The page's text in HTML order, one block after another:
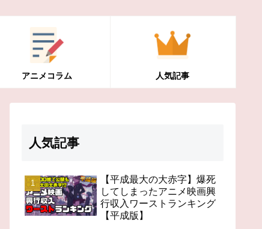
アニメコラム 人気記事
98分の無感動「未来のミ
ライ」レビュー
オタクが選ぶ！？日本の
アニメの歴史を変えたス
人気記事
【平成最大の大赤字】爆死
してしまったアニメ映画興
行収入ワーストランキング
【平成版】